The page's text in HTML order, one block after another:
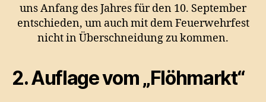
uns Anfang des Jahres für den 10. September
entschieden, um auch mit dem Feuerwehrfest
nicht in Überschneidung zu kommen.
2. Auflage vom „Flöhmarkt“